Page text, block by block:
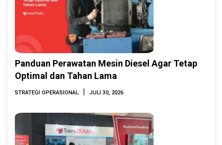
Panduan Perawatan Mesin Diesel Agar Tetap
Optimal dan Tahan Lama
STRATEGI OPERASIONAL | JULI 30, 2026